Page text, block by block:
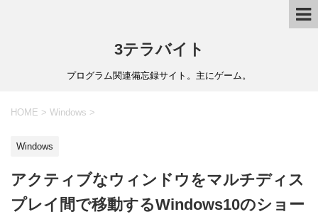
3テラバイト
プログラム関連備忘録サイト。主にゲーム。
HOME > Windows >
Windows
アクティブなウィンドウをマルチディス
プレイ間で移動するWindows10のショー